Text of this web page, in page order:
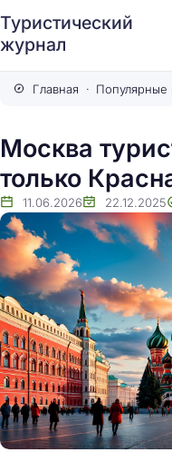
Туристический
журнал
Главная Популярные
Москва
только
11.06.2026 22.12.2025